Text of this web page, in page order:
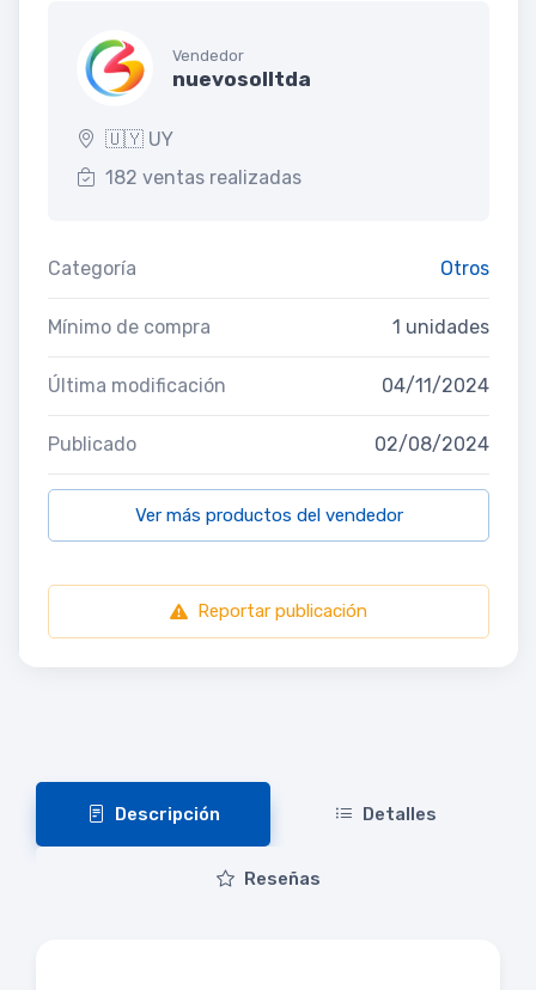
Vendedor
nuevosolltda
🇺🇾 UY
182 ventas realizadas
Categoría Otros
Mínimo de compra 1 unidades
Última modificación 04/11/2024
Publicado 02/08/2024
Ver más productos del vendedor
Reportar publicación
Descripción Detalles
Reseñas